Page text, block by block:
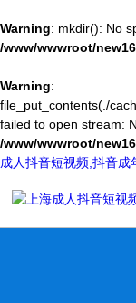
Warning: mkdir(): No
/www/wwwroot/
Warning:
file_put_contents(./
failed to open stream:
/www/wwwroot/
成人抖音短视频,抖音